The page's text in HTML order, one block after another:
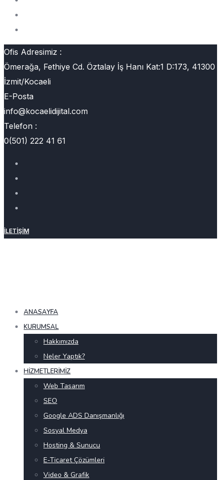
Ofis Adresimiz :
Ömerağa, Fethiye Cd. Öztalay İş Hanı Kat:1 D:173, 41300
İzmit/Kocaeli
E-Posta
info@kocaelidijital.com
Telefon :
0(501) 222 41 61
İLETIŞIM
ANASAYFA
KURUMSAL
Hakkımızda
Neler Yaptık?
HIZMETLERIMIZ
Web Tasarım
SEO
Google ADS Danışmanlığı
Sosyal Medya
Hosting & Sunucu
E-Ticaret Çözümleri
Video & Grafik